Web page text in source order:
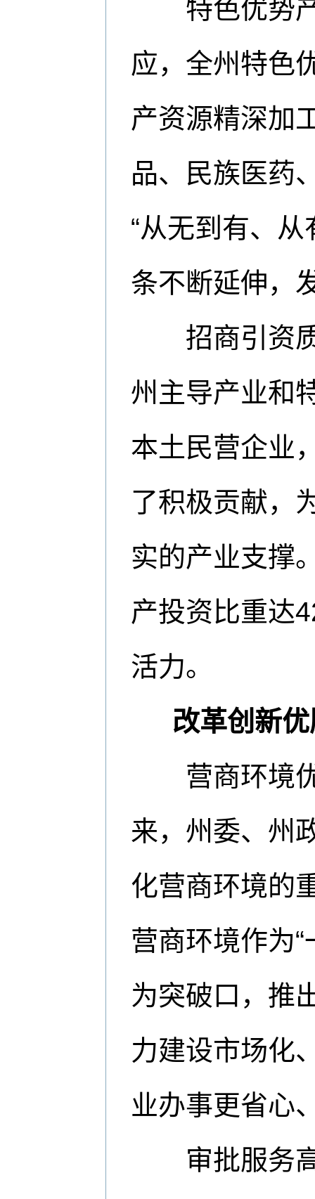
特色优势产
应，全州特色
产资源精深加
品、民族医药
“从无到有、
条不断延伸，
招商引资质
州主导产业和
本土民营企业
了积极贡献，
实的产业支撑
产投资比重达
活力。
改革创新
营商环境优
来，州委、州
化营商环境的
营商环境作为
为突破口，推
力建设市场化
业办事更省心
审批服务高